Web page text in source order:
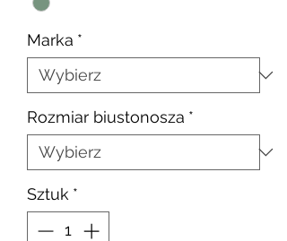
Marka *
Rozmiar biustonosza *
Sztuk *